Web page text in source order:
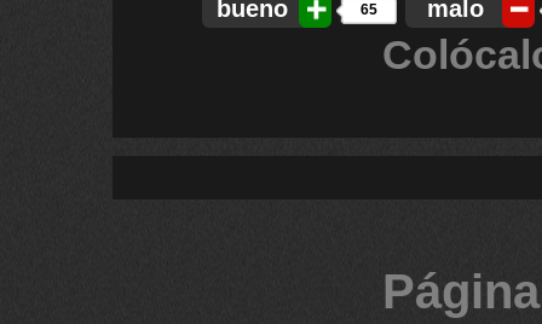
bueno 65 malo